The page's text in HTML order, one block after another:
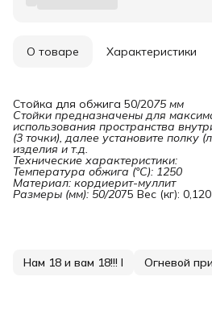
О товаре Характеристики
Стойка для обжига 50/2075 мм
Стойки предназначены для
использования пространства
(3 точки), далее установите полку
изделия и т.д.
Технические характеристики:
Температура обжига (°С): 1250
Материал: кордиерит-муллит
Размеры (мм): 50/2075 Вес (кг): 0,120
Нам 18 и вам 18!!! I Огневой